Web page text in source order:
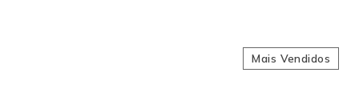
Mais Vendidos